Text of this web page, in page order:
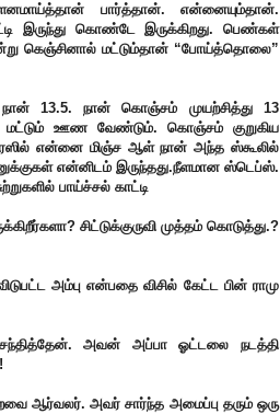
பார்த்தான். என்னையும்தான்.
இருந்து கொண்டே இருக்கிறது. பெண்கள்
கெஞ்சினால் மட்டும்தான் “போய்த்தொலை”
நான் 13.5. நான் கொஞ்சம் முயற்சித்து 13
ஊண வேண்டும். கொஞ்சம் குறுகிய
என்னை மிஞ்ச ஆள் நான் அந்த ஸ்கூலில்
என்னிடம் இருந்தது.நீளமான ஸ்டெப்ஸ்.
பாய்ச்சல் காட்டி
சிட்டுக்குருவி முத்தம் கொடுத்து.?
அம்பு என்பதை விசில் கேட்ட பின் ராமு
சந்தித்தேன். அவன் அப்பா ஓட்டலை நடத்தி
ஆர்வலர். அவர் சார்ந்த அமைப்பு தரும் ஒரு